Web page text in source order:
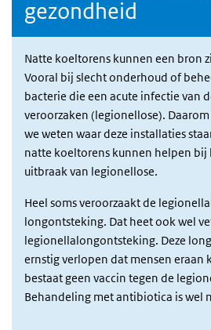
gezondheid
Natte koeltorens kunnen een bron
Vooral bij slecht onderhoud of
bacterie die een acute infectie van
veroorzaken (legionellose).
we weten waar deze installaties
natte koeltorens kunnen helpen bij
uitbraak van legionellose.
Heel soms veroorzaakt de
longontsteking. Dat heet ook wel
legionellalongontsteking. Deze
ernstig verlopen dat mensen eraan
bestaat geen vaccin tegen de
Behandeling met antibiotica is wel